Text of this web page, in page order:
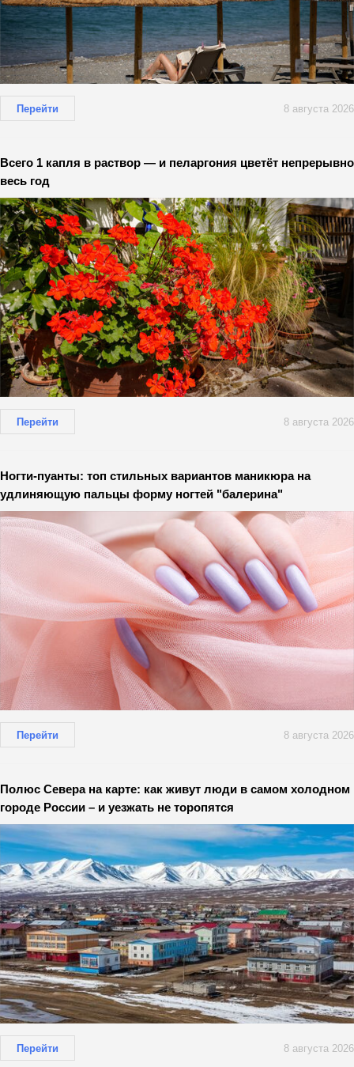
Перейти 8 августа 2026
Всего 1 капля в раствор — и пеларгония цветёт непрерывно
весь год
Перейти 8 августа 2026
Ногти-пуанты: топ стильных вариантов маникюра на
удлиняющую пальцы форму ногтей "балерина"
Перейти 8 августа 2026
Полюс Севера на карте: как живут люди в самом холодном
городе России – и уезжать не торопятся
Перейти 8 августа 2026